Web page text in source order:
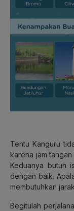
Tentu Kanguru
karena jam
Keduanya butuh
dengan baik.
membutuhkan
Begitulah